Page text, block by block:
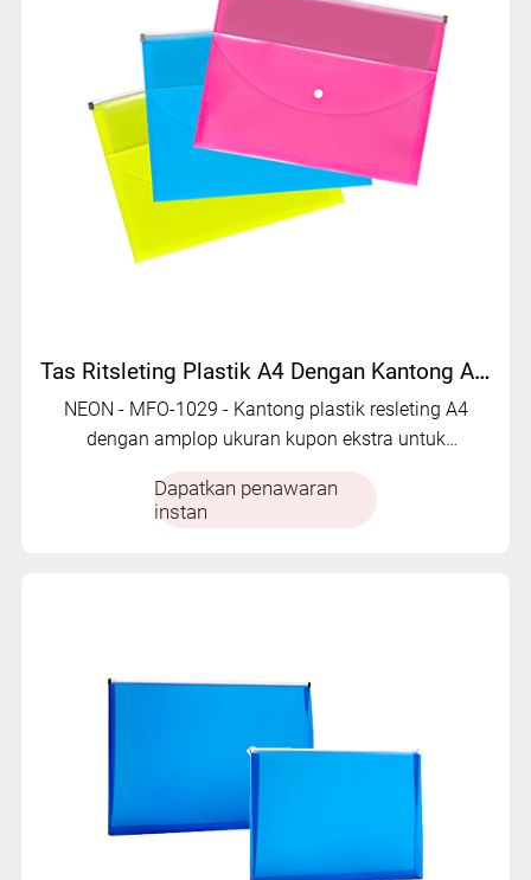
Tas Ritsleting Plastik A4 Dengan Kantong Amplop Ukuran Kupon Ekstra | MFO-1029
NEON - MFO-1029 - Kantong plastik resleting A4
dengan amplop ukuran kupon ekstra untuk
Dapatkan penawaran
instan